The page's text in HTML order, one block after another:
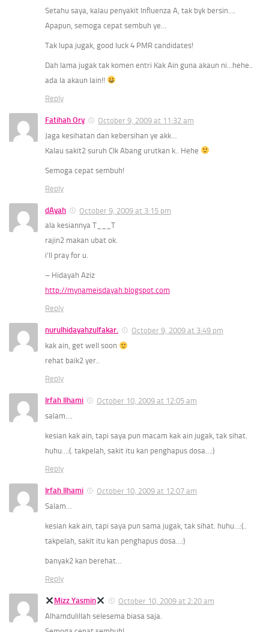
Setahu saya, kalau penyakit Influenza A, tak byk bersin….
Apapun, semoga cepat sembuh ye…
Tak lupa jugak, good luck 4 PMR candidates!
Dah lama jugak tak komen entri Kak Ain guna akaun ni…hehe..
ada la akaun lain!!
Reply
Fatihah Ory
October 9, 2009 at 11:32 am
Jaga kesihatan dan kebersihan ye akk…
Kalau sakit2 suruh CIk Abang urutkan k.. Hehe
Semoga cepat sembuh!
Reply
dAyah
October 9, 2009 at 3:15 pm
ala kesiannya T___T
rajin2 makan ubat ok.
i’ll pray for u.
– Hidayah Aziz
http://mynameisdayah.blogspot.com
Reply
nurulhidayahzulfakar.
October 9, 2009 at 3:49 pm
kak ain, get well soon
rehat baik2 yer..
Reply
Irfah Ilhami
October 10, 2009 at 12:05 am
salam….
kesian kak ain, tapi saya pun macam kak ain jugak, tak sihat.
huhu…:(. takpelah, sakit itu kan penghapus dosa…:)
Reply
Irfah Ilhami
October 10, 2009 at 12:07 am
Salam…
kesian kak ain, tapi saya pun sama jugak, tak sihat. huhu…:(..
takpelah, sakit itu kan penghapus dosa…:)
banyak2 kan berehat…
Reply
Mizz Yasmin
October 10, 2009 at 2:20 am
Alhamdulillah selesema biasa saja.